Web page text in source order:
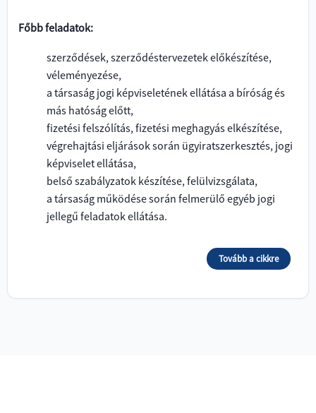
Főbb feladatok:
szerződések, szerződéstervezetek előkészítése,
véleményezése,
a társaság jogi képviseletének ellátása a bíróság és
más hatóság előtt,
fizetési felszólítás, fizetési meghagyás elkészítése,
végrehajtási eljárások során ügyiratszerkesztés, jogi
képviselet ellátása,
belső szabályzatok készítése, felülvizsgálata,
a társaság működése során felmerülő egyéb jogi
jellegű feladatok ellátása.
Tovább a cikkre